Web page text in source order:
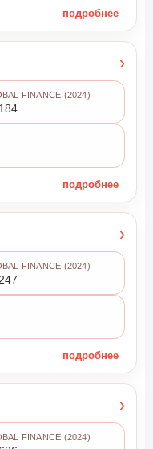
подробнее
›
FINANCE (2024)
подробнее
›
FINANCE (2024)
подробнее
›
FINANCE (2024)